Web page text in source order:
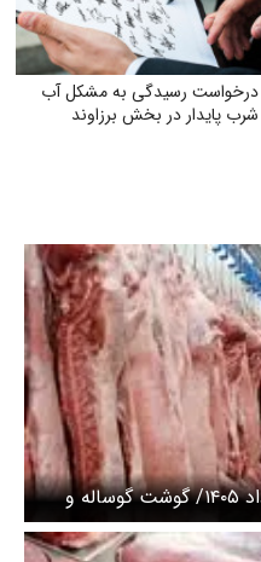
درخواست رسیدگی به مشکل آب
شرب ‌پایدار در بخش برزاوند
قیمت گوشت قرمز امروز 26 خرداد ۱۴۰۵/ گوشت گوساله و